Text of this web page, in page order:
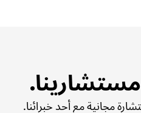
مجانية مع أحد خبرائنا.